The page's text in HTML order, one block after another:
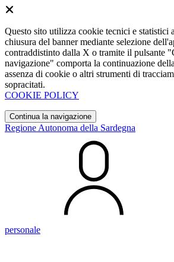
Questo sito utilizza cookie tecnici e statistici
chiusura del banner mediante selezione
contraddistinto dalla X o tramite il pulsante
navigazione" comporta la continuazione
assenza di cookie o altri strumenti di
sopracitati.
COOKIE POLICY
Continua la navigazione
Regione Autonoma della Sardegna
personale